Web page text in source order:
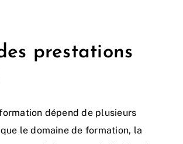
prestations
dépend de plusieurs
le domaine de formation, la